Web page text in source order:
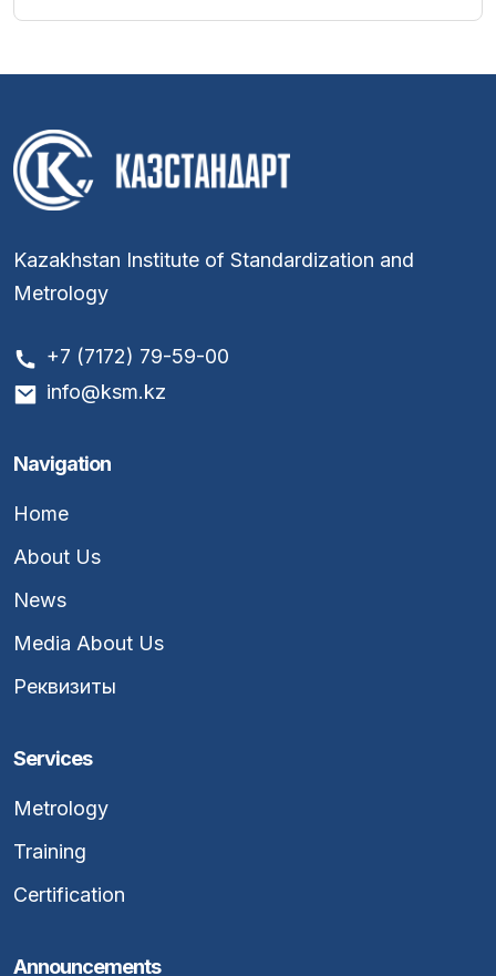
Kazakhstan Institute of Standardization and
Metrology
+7 (7172) 79-59-00
info@ksm.kz
Navigation
Home
About Us
News
Media About Us
Реквизиты
Services
Metrology
Training
Certification
Announcements